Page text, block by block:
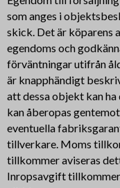
som anges i
skick. Det är köparens
egendoms och
förväntningar utifrån
är knapphändigt
att dessa objekt kan
kan åberopas
eventuella
tillverkare. Moms
tillkommer aviseras
Inropsavgift